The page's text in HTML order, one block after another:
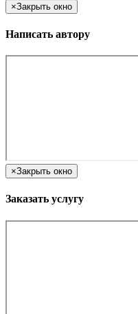
×Закрыть окно
Написать автору
×Закрыть окно
Заказать услугу